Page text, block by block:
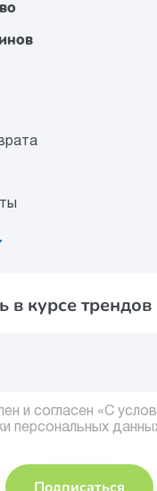
в курсе трендов
и согласен «С
персональных